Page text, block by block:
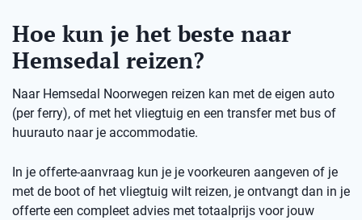
Hoe kun je het beste naar
Hemsedal reizen?
Naar Hemsedal Noorwegen reizen kan met de eigen auto
(per ferry), of met het vliegtuig en een transfer met bus of
huurauto naar je accommodatie.
In je offerte-aanvraag kun je je voorkeuren aangeven of je
met de boot of het vliegtuig wilt reizen, je ontvangt dan in je
offerte een compleet advies met totaalprijs voor jouw